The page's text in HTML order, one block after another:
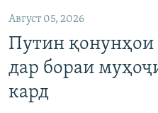
Август 05, 2026
Путин қонунҳои
дар бораи
кард